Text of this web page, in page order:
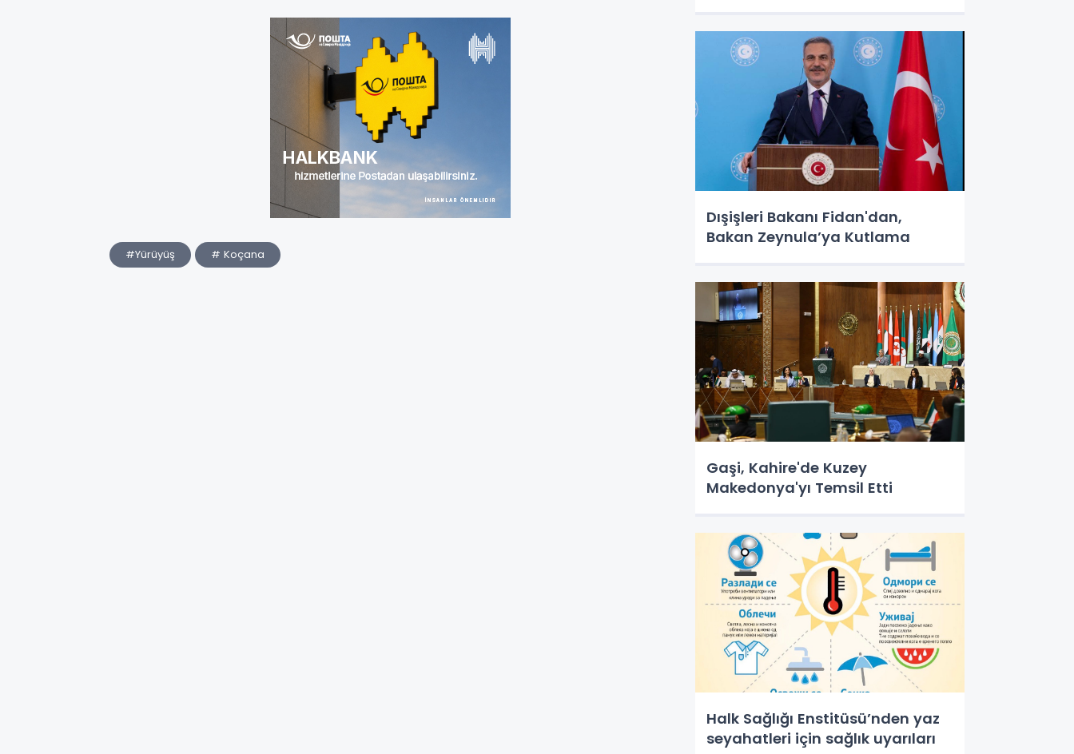
#Yürüyüş # Koçana
Dışişleri Bakanı Fidan'dan,
Bakan Zeynula’ya Kutlama
Gaşi, Kahire'de Kuzey
Makedonya'yı Temsil Etti
Halk Sağlığı Enstitüsü’nden yaz
seyahatleri için sağlık uyarıları